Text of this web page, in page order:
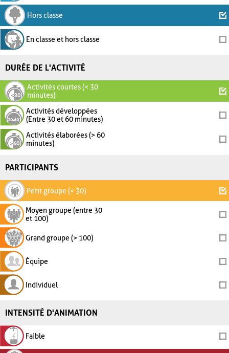
Hors classe
En classe et hors classe
DURÉE DE L'ACTIVITÉ
Activités courtes (< 30
minutes)
Activités développées
(Entre 30 et 60 minutes)
Activités élaborées (> 60
minutes)
PARTICIPANTS
Petit groupe (< 30)
Moyen groupe (entre 30
et 100)
Grand groupe (> 100)
Équipe
Individuel
INTENSITÉ D'ANIMATION
Faible